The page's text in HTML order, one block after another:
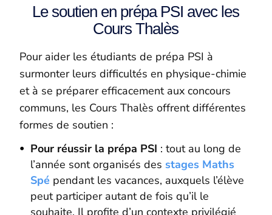
Le soutien en prépa PSI avec les
Cours Thalès
Pour aider les étudiants de prépa PSI à
surmonter leurs difficultés en physique-chimie
et à se préparer efficacement aux concours
communs, les Cours Thalès offrent différentes
formes de soutien :
Pour réussir la prépa PSI : tout au long de
l’année sont organisés des stages Maths
Spé pendant les vacances, auxquels l’élève
peut participer autant de fois qu’il le
souhaite. Il profite d’un contexte privilégié